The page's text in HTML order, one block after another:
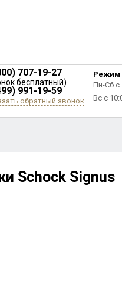
707-19-27
бесплатный)
991-19-59
обратный звонок
Режим
Пн-Сб с
Вс с
Schock Signus